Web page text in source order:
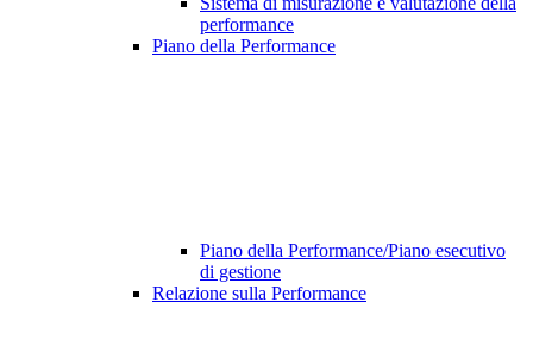
performance
Piano della Performance
Piano della Performance/Piano esecutivo
di gestione
Relazione sulla Performance